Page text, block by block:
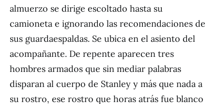
almuerzo se dirige escoltado hasta su
camioneta e ignorando las recomendaciones de
sus guardaespaldas. Se ubica en el asiento del
acompañante. De repente aparecen tres
hombres armados que sin mediar palabras
disparan al cuerpo de Stanley y más que nada a
su rostro, ese rostro que horas atrás fue blanco